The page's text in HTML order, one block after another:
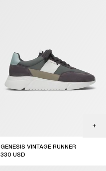
GENESIS VINTAGE RUNNER
330 USD